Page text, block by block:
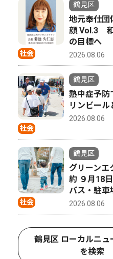
社会
鶴見区
地元奉仕
顔 Vol.3
の目標へ
2026.08.06
社会
鶴見区
熱中症予
リンビー
2026.08.06
社会
鶴見区
グリーン
約 ９月18
バス・駐車
2026.08.06
鶴見区 ローカルニュ
を検索